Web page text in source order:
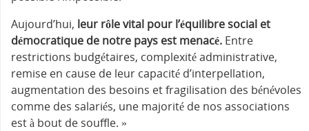
Aujourd’hui, leur rôle vital pour l’équilibre social et
démocratique de notre pays est menacé. Entre
restrictions budgétaires, complexité administrative,
remise en cause de leur capacité d’interpellation,
augmentation des besoins et fragilisation des bénévoles
comme des salariés, une majorité de nos associations
est à bout de souffle. »